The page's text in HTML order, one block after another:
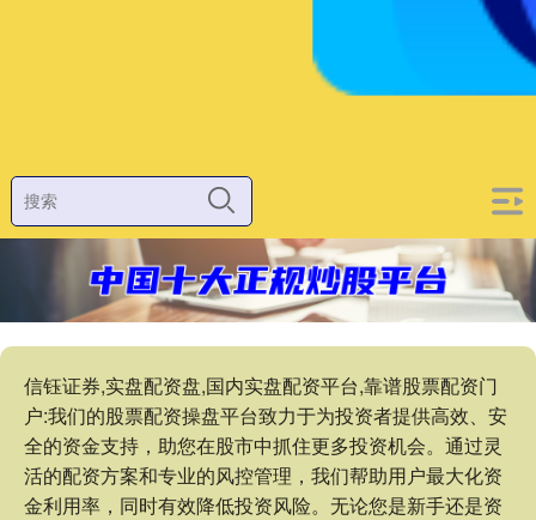
信钰证券,实盘配资盘,国内实盘配资平台,靠谱股票配资门
户:我们的股票配资操盘平台致力于为投资者提供高效、安
全的资金支持，助您在股市中抓住更多投资机会。通过灵
活的配资方案和专业的风控管理，我们帮助用户最大化资
金利用率，同时有效降低投资风险。无论您是新手还是资